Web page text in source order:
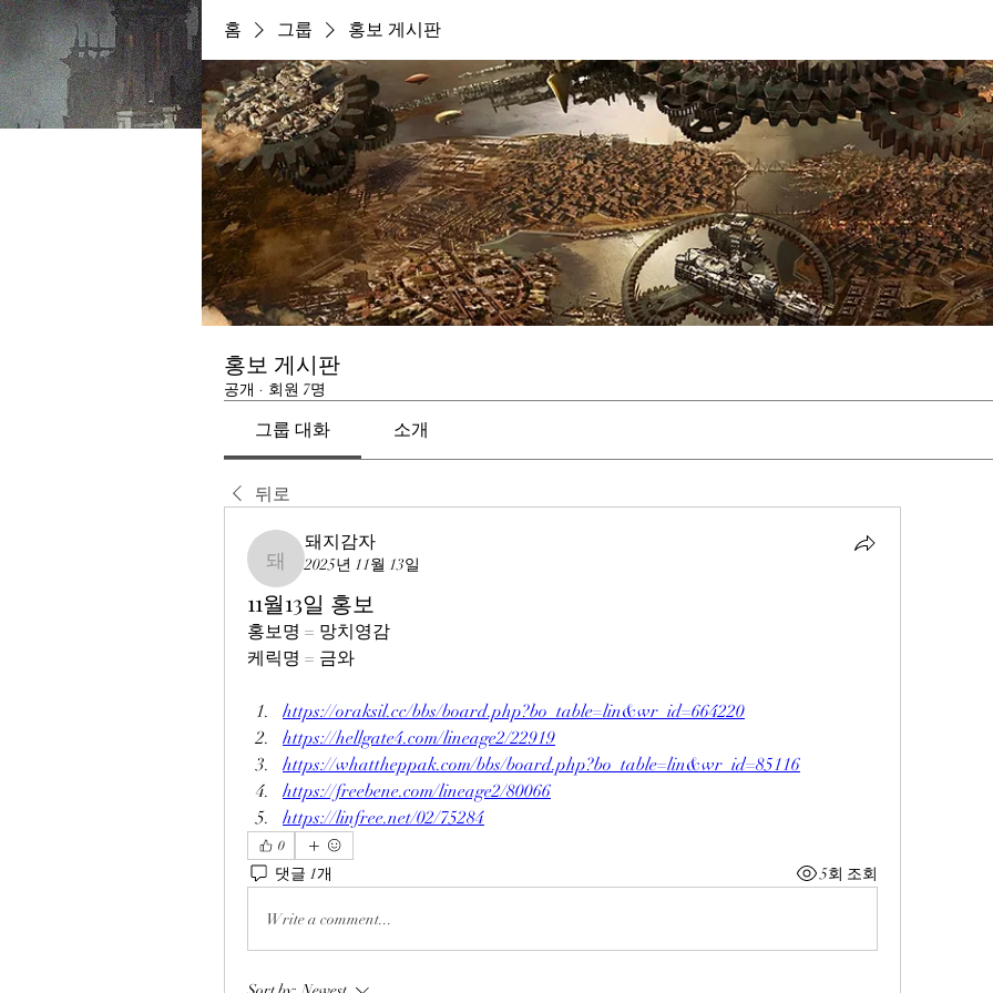
홈 그룹 홍보 게시판
홍보 게시판
공개 · 회원 7명
그룹 대화 소개
뒤로
돼지감자
돼지감자
2025년 11월 13일
11월13일 홍보
홍보명 = 망치영감
케릭명 = 금와
https://oraksil.cc/bbs/board.php?bo_table=lin&wr_id=664220
https://hellgate4.com/lineage2/22919
https://whattheppak.com/bbs/board.php?bo_table=lin&wr_id=85116
https://freebene.com/lineage2/80066
https://linfree.net/02/75284
0
댓글 1개 5회 조회
Write a comment...